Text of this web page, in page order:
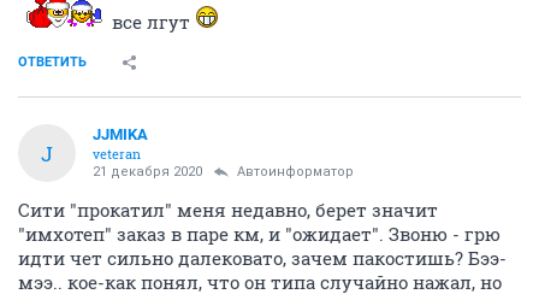
все лгут
ОТВЕТИТЬ
J
JJMIKA
veteran
21 декабря 2020 Автоинформатор
Сити "прокатил" меня недавно, берет значит
"имхотеп" заказ в паре км, и "ожидает". Звоню - грю
идти чет сильно далековато, зачем пакостишь? Бээ-
мээ.. кое-как понял, что он типа случайно нажал, но